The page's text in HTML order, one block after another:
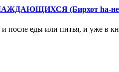
(Бирхот hа-
и после еды или питья, и уже